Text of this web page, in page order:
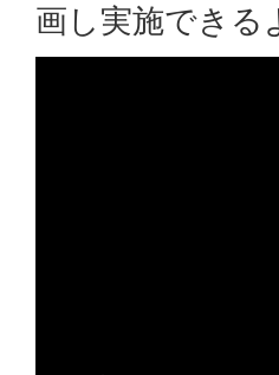
画し実施できる